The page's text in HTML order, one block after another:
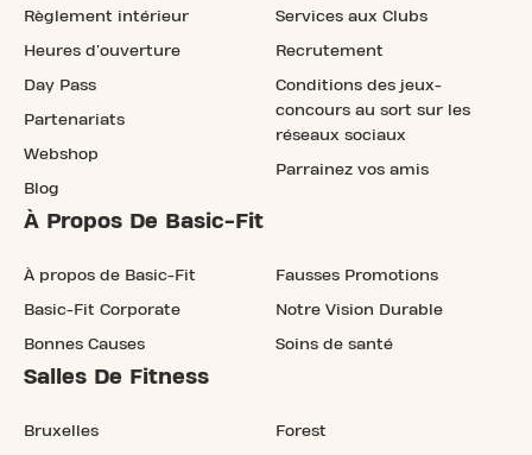
Règlement intérieur
Heures d'ouverture
Day Pass
Partenariats
Webshop
Blog
Services aux Clubs
Recrutement
Conditions des jeux-
concours au sort sur les
réseaux sociaux
Parrainez vos amis
À Propos De Basic-Fit
À propos de Basic-Fit
Basic-Fit Corporate
Bonnes Causes
Fausses Promotions
Notre Vision Durable
Soins de santé
Salles De Fitness
Bruxelles Forest